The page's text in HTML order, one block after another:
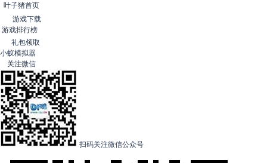
叶子猪首页
游戏下载
游戏排行榜
礼包领取
小蚁模拟器
关注微信
扫码关注微信公众号